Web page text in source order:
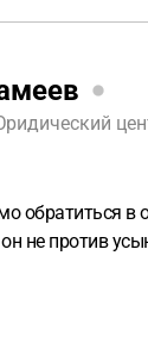
обратиться
не против